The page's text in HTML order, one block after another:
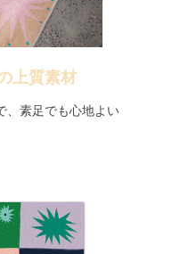
上質素材
、素足でも心地よい